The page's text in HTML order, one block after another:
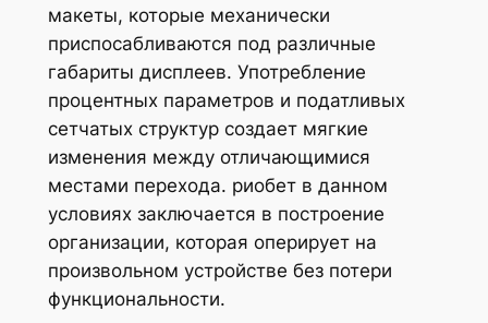
макеты, которые механически
приспосабливаются под различные
габариты дисплеев. Употребление
процентных параметров и податливых
сетчатых структур создает мягкие
изменения между отличающимися
местами перехода. риобет в данном
условиях заключается в построение
организации, которая оперирует на
произвольном устройстве без потери
функциональности.